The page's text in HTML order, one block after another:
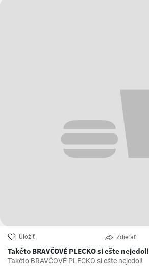
Uložiť Zdieľať
Takéto BRAVČOVÉ PLECKO si ešte nejedol!
Takéto BRAVČOVÉ PLECKO si ešte nejedol!